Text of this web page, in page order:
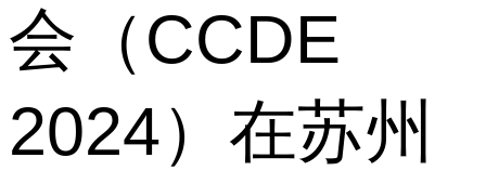
会（CCDE
2024）在苏州